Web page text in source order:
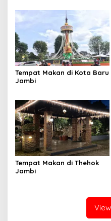
Tempat Makan di Kota Baru
Jambi
Tempat Makan di Thehok
Jambi